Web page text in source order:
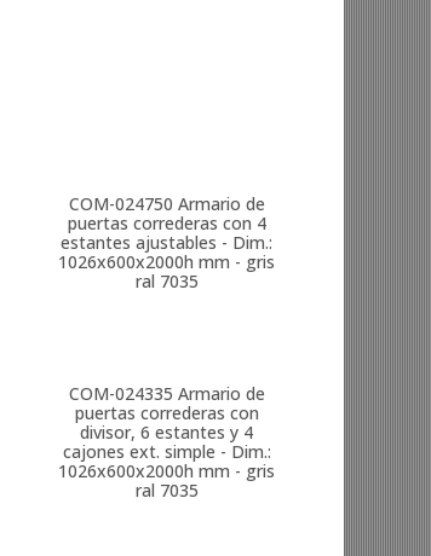
COM-024750 Armario de
puertas correderas con 4
estantes ajustables - Dim.:
1026x600x2000h mm - gris
ral 7035
COM-024335 Armario de
puertas correderas con
divisor, 6 estantes y 4
cajones ext. simple - Dim.:
1026x600x2000h mm - gris
ral 7035